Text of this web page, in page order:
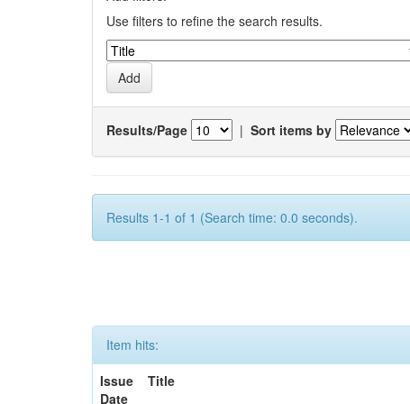
Use filters to refine the search results.
Results/Page | Sort items by
Results 1-1 of 1 (Search time: 0.0 seconds).
Item hits:
Issue
Date
Title